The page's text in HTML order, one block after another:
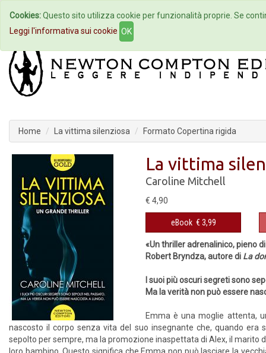
Home Autori Eventi
Home La vittima silenziosa Formato Copertina rigida
La vittima
Caroline Mitchell
€ 4,90
eBook € 3,99
«Un thriller adrenalinico, pieno
Robert Bryndza, autore di La
I suoi più oscuri segreti sono
Ma la verità non può essere
Emma è una moglie attenta,
nascosto il corpo senza vita del suo insegnante che, quando era
sepolto per sempre, ma la promozione inaspettata di Alex, il marito
Cookies:Questo sito utilizza cookie per funzionalità proprie. Se
Leggi l'informativa sui cookie OK